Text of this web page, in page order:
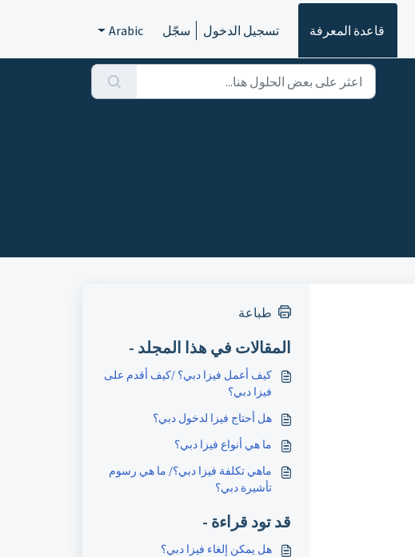
قاعدة المعرفة تسجيل الدخول سجّل Arabic
طباعة
المقالات في هذا المجلد -
كيف أعمل فيزا دبي؟ /كيف أقدم على
فيزا دبي؟
هل أحتاج فيزا لدخول دبي؟
ما هي أنواع فيزا دبي؟
ماهي تكلفة فيزا دبي؟/ ما هي رسوم
تأشيرة دبي؟
قد تود قراءة -
هل يمكن إلغاء فيزا دبي؟